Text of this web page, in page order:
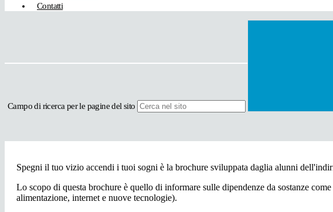
Contatti
Campo di ricerca per le pagine del sito
Spegni il tuo vizio accendi i tuoi sogni è la brochure sviluppata daglia alunni
Lo scopo di questa brochure è quello di informare sulle dipendenze da sostanze
alimentazione, internet e nuove tecnologie).